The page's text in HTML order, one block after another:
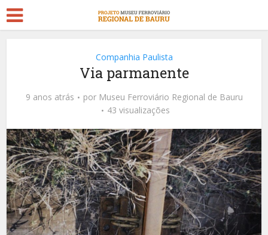
Companhia Paulista
Via parmanente
9 anos atrás por Museu Ferroviário Regional de Bauru
43 visualizações